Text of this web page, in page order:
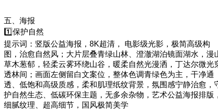
五、海报
1️⃣保护自然
提示词：竖版公益海报，8K超清， 电影级光影，极简高级构
图，治愈自然风；大片层叠青绿山林、澄澈湖泊镜面湖水，漫
草木葱郁，轻柔云雾环绕山谷，暖柔自然光漫洒，丁达尔微光
透林间；画面左侧留白文案位，整体色调青绿色为主，干净通
透、低饱和高级质感，柔和肌理纸纹背景，氛围感宁静治愈，
护自然生态、低碳环保主题，无多余杂物，艺术公益海报排版
细腻纹理、超高细节，国风极简美学